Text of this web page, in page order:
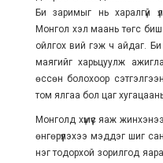
Би заримыг нь харалгүй
Монгол хэл маань төгс биш
ойлгох вий гэж ч айдаг.
маягийг харьцуулж
өссөн болохоор
том ялгаа бол цаг
Монголд хүмүүс яаж
өнгөрүүлэхээ мэддэг шиг
нэг тодорхой зорилгод